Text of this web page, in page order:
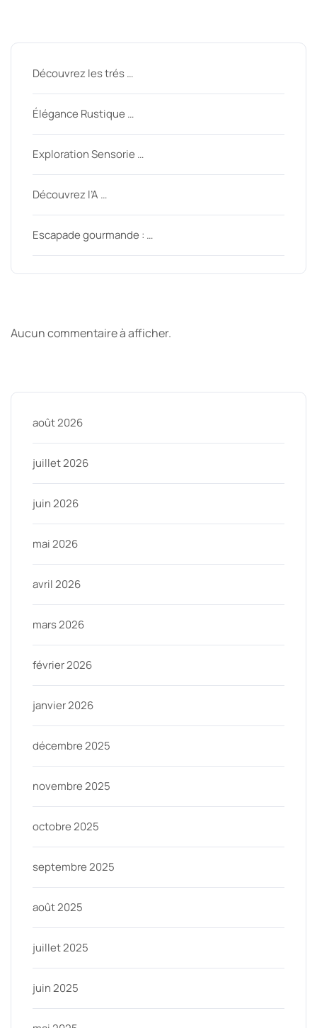
Découvrez les trés …
Élégance Rustique …
Exploration Sensorie …
Découvrez l’A …
Escapade gourmande : …
Aucun commentaire à afficher.
août 2026
juillet 2026
juin 2026
mai 2026
avril 2026
mars 2026
février 2026
janvier 2026
décembre 2025
novembre 2025
octobre 2025
septembre 2025
août 2025
juillet 2025
juin 2025